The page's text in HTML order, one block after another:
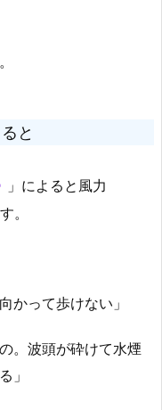
と
」によると風力
。
かって歩けない」
。波頭が砕けて水煙
」